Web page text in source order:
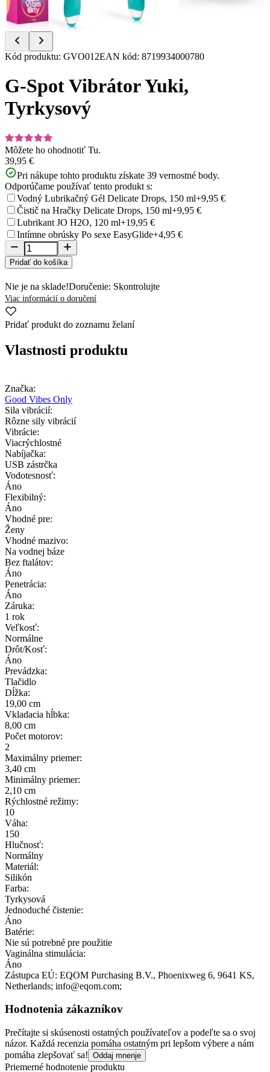
Item
of
9
Kód produktu: GVO012EAN kód: 8719934000780
G-Spot Vibrátor Yuki,
Tyrkysový
Môžete ho ohodnotiť Tu.
39,95 €
Pri nákupe tohto produktu získate 39 vernostné body.
Odporúčame používať tento produkt s:
Vodný Lubrikačný Gél Delicate Drops, 150 ml+9,95 €
Čistič na Hračky Delicate Drops, 150 ml+9,95 €
Lubrikant JO H2O, 120 ml+19,95 €
Intímne obrúsky Po sexe EasyGlide+4,95 €
Pridať do košíka
Nie je na sklade!Doručenie: Skontrolujte
Viac informácií o doručení
Pridať produkt do zoznamu želaní
Vlastnosti produktu
Značka:
Good Vibes Only
Sila vibrácií:
Rôzne sily vibrácií
Vibrácie:
Viacrýchlostné
Nabíjačka:
USB zástrčka
Vodotesnosť:
Áno
Flexibilný:
Áno
Vhodné pre:
Ženy
Vhodné mazivo:
Na vodnej báze
Bez ftalátov:
Áno
Penetrácia:
Áno
Záruka:
1 rok
Veľkosť:
Normálne
Drôt/Kosť:
Áno
Prevádzka:
Tlačidlo
Dĺžka:
19,00 cm
Vkladacia hĺbka:
8,00 cm
Počet motorov:
2
Maximálny priemer:
3,40 cm
Minimálny priemer:
2,10 cm
Rýchlostné režimy:
10
Váha:
150
Hlučnosť:
Normálny
Materiál:
Silikón
Farba:
Tyrkysová
Jednoduché čistenie:
Áno
Batérie:
Nie sú potrebné pre použitie
Vaginálna stimulácia:
Áno
Zástupca EÚ: EQOM Purchasing B.V., Phoenixweg 6, 9641 KS,
Netherlands; info@eqom.com;
Hodnotenia zákazníkov
Prečítajte si skúsenosti ostatných používateľov a podeľte sa o svoj
názor. Každá recenzia pomáha ostatným pri lepšom výbere a nám
pomáha zlepšovať sa! Oddaj mnenje
Priemerné hodnotenie produktu